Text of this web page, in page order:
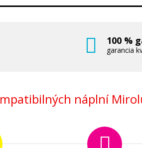
100 %
garancia
náplní